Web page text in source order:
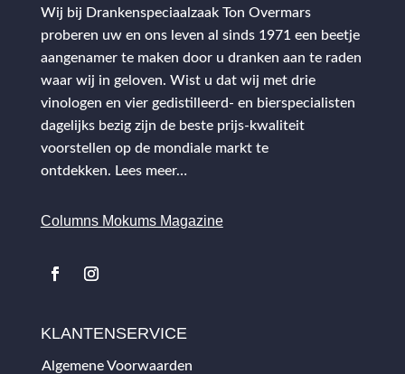
Wij bij Drankenspeciaalzaak Ton Overmars
proberen uw en ons leven al sinds 1971 een beetje
aangenamer te maken door u dranken aan te raden
waar wij in geloven. Wist u dat wij met drie
vinologen en vier gedistilleerd- en bierspecialisten
dagelijks bezig zijn de beste prijs-kwaliteit
voorstellen op de mondiale markt te
ontdekken. Lees meer…
Columns Mokums Magazine
KLANTENSERVICE
Algemene Voorwaarden